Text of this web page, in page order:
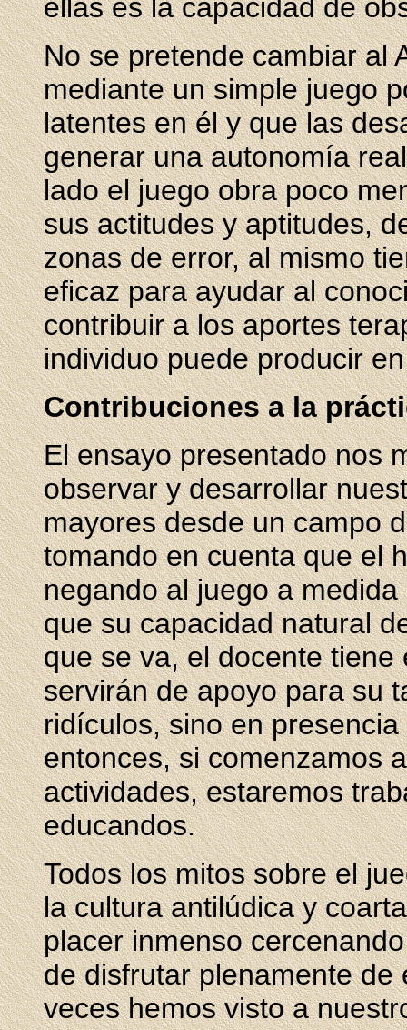
ellas es la capacidad de
No se pretende cambiar al
mediante un simple juego
latentes en él y que las
generar una autonomía
lado el juego obra poco
sus actitudes y aptitudes,
zonas de error, al mismo
eficaz para ayudar al
contribuir a los aportes
individuo puede producir
Contribuciones a la
El ensayo presentado nos
observar y desarrollar
mayores desde un campo
tomando en cuenta que el
negando al juego a
que su capacidad natural
que se va, el docente
servirán de apoyo para su
ridículos, sino en
entonces, si comenzamos
actividades, estaremos
educandos.
Todos los mitos sobre el
la cultura antilúdica y
placer inmenso
de disfrutar plenamente
veces hemos visto a